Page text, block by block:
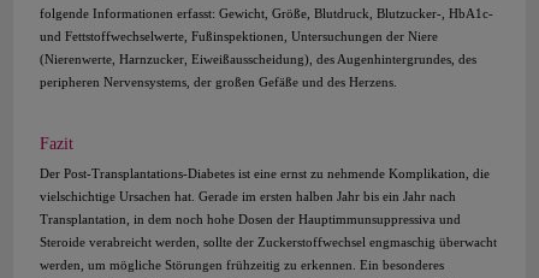
folgende Informationen erfasst: Gewicht, Größe, Blutdruck, Blutzucker-, HbA1c-
und Fettstoffwechselwerte, Fußinspektionen, Untersuchungen der Niere
(Nierenwerte, Harnzucker, Eiweißausscheidung), des Augenhintergrundes, des
peripheren Nervensystems, der großen Gefäße und des Herzens.
Fazit
Der Post-Transplantations-Diabetes ist eine ernst zu nehmende Komplikation, die
vielschichtige Ursachen hat. Gerade im ersten halben Jahr bis ein Jahr nach
Transplantation, in dem noch hohe Dosen der Hauptimmunsuppressiva und
Steroide verabreicht werden, sollte der Zuckerstoffwechsel engmaschig überwacht
werden, um mögliche Störungen frühzeitig zu erkennen. Ein besonderes